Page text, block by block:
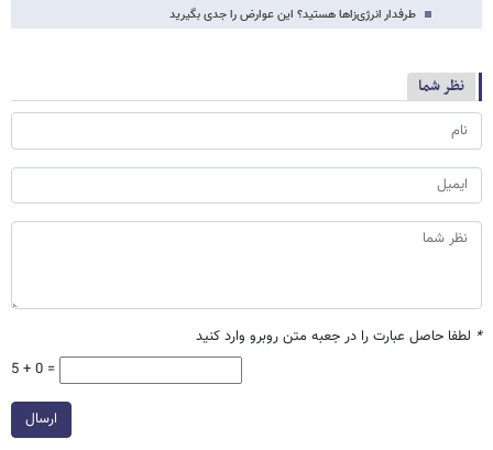
طرفدار انرژی‌زاها هستید؟ این عوارض را جدی بگیرید
نظر شما
* لطفا حاصل عبارت را در جعبه متن روبرو وارد کنید
5 + 0 =
ارسال